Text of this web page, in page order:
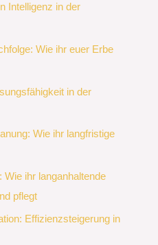
Intelligenz in der
Wie ihr euer Erbe
in der
Wie ihr langfristige
Wie ihr langanhaltende
pflegt
Effizienzsteigerung in